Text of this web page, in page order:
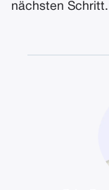
nächsten Schritt.